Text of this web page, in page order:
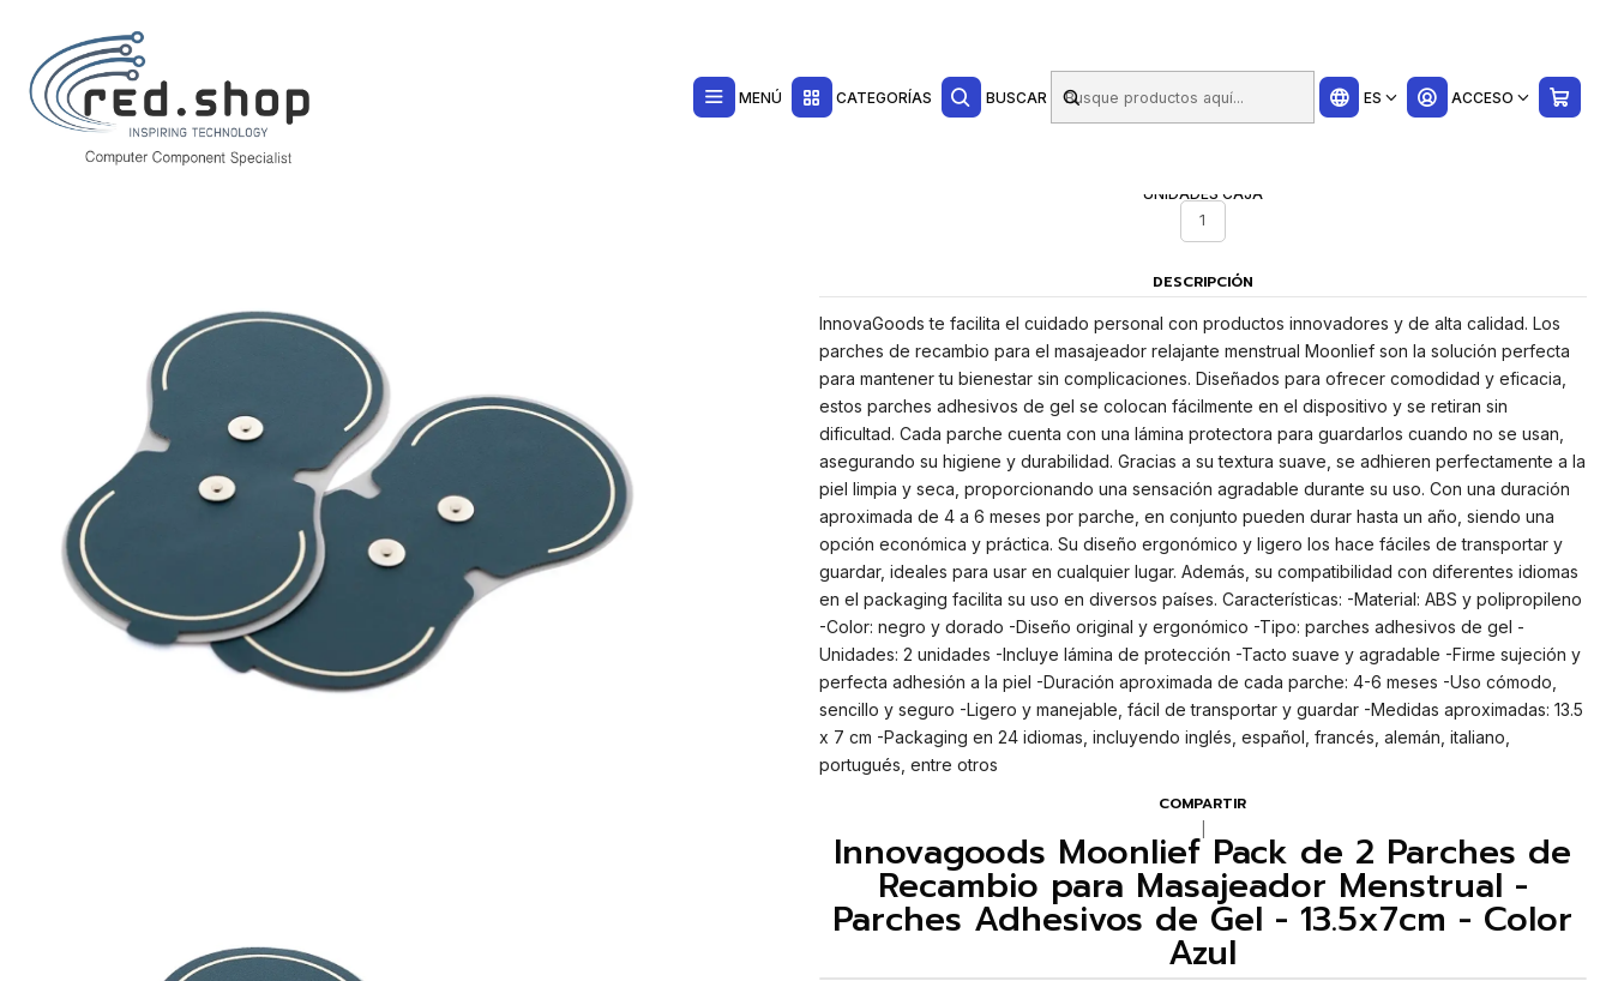
MENÚ CATEGORÍAS BUSCAR ES ACCESO
Inicio Salud y cuidado personal
Innovagoods Moonlief Pack de 2 Parches de Recambio para Masajeador Menstrual - Parches Adhesivos de Gel - 13.5x7cm - Color Azul
UNIDADES CAJA
1
DESCRIPCIÓN
InnovaGoods te facilita el cuidado personal con productos innovadores y de alta calidad. Los
parches de recambio para el masajeador relajante menstrual Moonlief son la solución perfecta
para mantener tu bienestar sin complicaciones. Diseñados para ofrecer comodidad y eficacia,
estos parches adhesivos de gel se colocan fácilmente en el dispositivo y se retiran sin
dificultad. Cada parche cuenta con una lámina protectora para guardarlos cuando no se usan,
asegurando su higiene y durabilidad. Gracias a su textura suave, se adhieren perfectamente a la
piel limpia y seca, proporcionando una sensación agradable durante su uso. Con una duración
aproximada de 4 a 6 meses por parche, en conjunto pueden durar hasta un año, siendo una
opción económica y práctica. Su diseño ergonómico y ligero los hace fáciles de transportar y
guardar, ideales para usar en cualquier lugar. Además, su compatibilidad con diferentes idiomas
en el packaging facilita su uso en diversos países. Características: -Material: ABS y polipropileno
-Color: negro y dorado -Diseño original y ergonómico -Tipo: parches adhesivos de gel -
Unidades: 2 unidades -Incluye lámina de protección -Tacto suave y agradable -Firme sujeción y
perfecta adhesión a la piel -Duración aproximada de cada parche: 4-6 meses -Uso cómodo,
sencillo y seguro -Ligero y manejable, fácil de transportar y guardar -Medidas aproximadas: 13.5
x 7 cm -Packaging en 24 idiomas, incluyendo inglés, español, francés, alemán, italiano,
portugués, entre otros
COMPARTIR
Innovagoods Moonlief Pack de 2 Parches de
Recambio para Masajeador Menstrual -
Parches Adhesivos de Gel - 13.5x7cm - Color
Azul